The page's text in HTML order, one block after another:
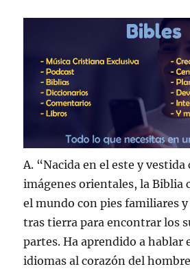
A. “Nacida en el este y vestida
imágenes orientales, la Biblia
el mundo con pies familiares
tras tierra para encontrar los
partes. Ha aprendido a hablar
idiomas al corazón del